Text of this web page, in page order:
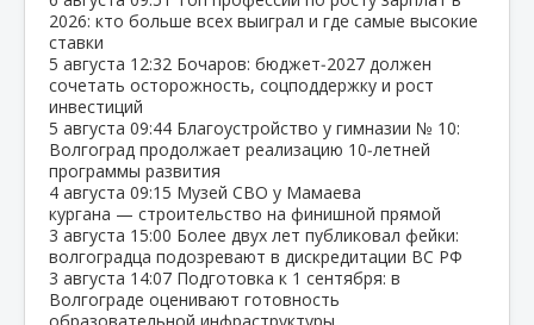
2026: кто больше всех выиграл и где самые высокие
ставки
5 августа 12:32 Бочаров: бюджет‑2027 должен
сочетать осторожность, соцподдержку и рост
инвестиций
5 августа 09:44 Благоустройство у гимназии № 10:
Волгоград продолжает реализацию 10‑летней
программы развития
4 августа 09:15 Музей СВО у Мамаева
кургана — строительство на финишной прямой
3 августа 15:00 Более двух лет публиковал фейки:
волгоградца подозревают в дискредитации ВС РФ
3 августа 14:07 Подготовка к 1 сентября: в
Волгограде оценивают готовность